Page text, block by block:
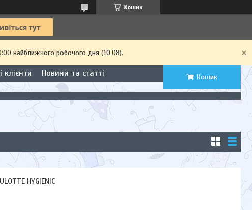
Кошик
найближчого робочого дня (10.08).
клієнти Новини та статті Кошик
HYGIENIC